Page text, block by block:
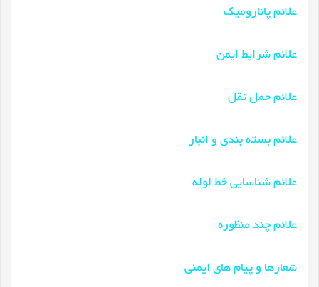
علائم پانارومیک
علائم شرایط ایمن
علائم حمل نقل
علائم بسته بندی و انبار
علائم شناسایی خط لوله
علائم چند منظوره
شعارها و پیام های ایمنی